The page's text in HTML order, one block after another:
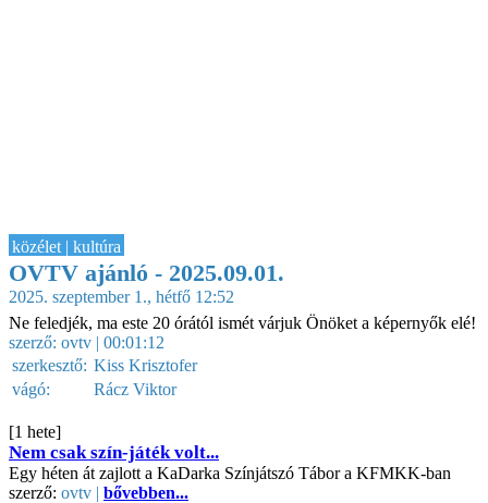
közélet | kultúra
OVTV ajánló - 2025.09.01.
2025. szeptember 1., hétfő 12:52
Ne feledjék, ma este 20 órától ismét várjuk Önöket a képernyők elé!
szerző: ovtv | 00:01:12
szerkesztő: Kiss Krisztofer
vágó:
Rácz Viktor
[1 hete]
Nem csak szín-játék volt...
Egy héten át zajlott a KaDarka Színjátszó Tábor a KFMKK-ban
szerző: ovtv | bővebben...